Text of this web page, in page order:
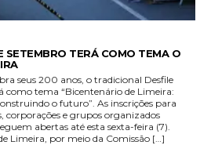
SETEMBRO TERÁ COMO TEMA O
seus 200 anos, o tradicional Desfile
como tema “Bicentenário de Limeira:
o futuro”. As inscrições para
corporações e grupos organizados
abertas até esta sexta-feira (7).
Limeira, por meio da Comissão […]